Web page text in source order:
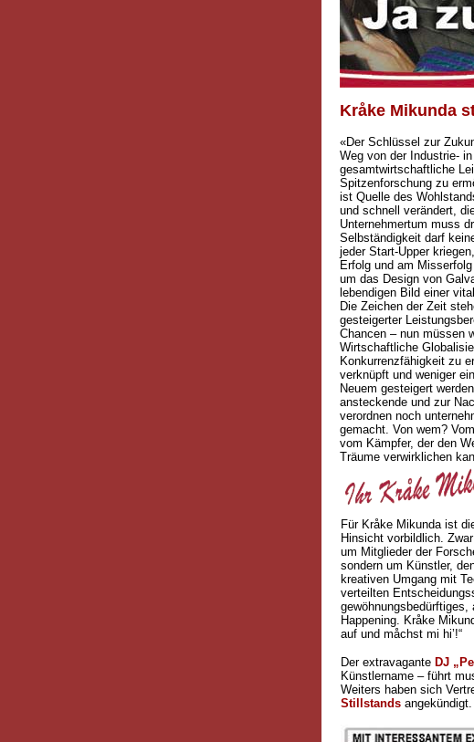
Kråke Mikunda
«Der Schlüssel zur
Weg von der Industrie-
gesamtwirtschaftliche
Spitzenforschung zu
ist Quelle des
und schnell verändert,
Unternehmertum muss
Selbständigkeit darf
jeder Start-Upper
Erfolg und am
um das Design von
lebendigen Bild einer
Die Zeichen der Zeit
gesteigerter
Chancen – nun müssen
Wirtschaftliche
Konkurrenzfähigkeit zu
verknüpft und weniger
Neuem gesteigert
ansteckende und zur
verordnen noch
gemacht. Von wem?
vom Kämpfer, der den
Träume verwirklichen
Für Kråke Mikunda ist
Hinsicht vorbildlich.
um Mitglieder der
sondern um Künstler,
kreativen Umgang mit
verteilten
gewöhnungsbedürftiges,
Happening. Kråke
auf und måchst mi hi’!“
Der extravagante DJ
Künstlername – führt
Weiters haben sich
Stillstandsangekündigt.